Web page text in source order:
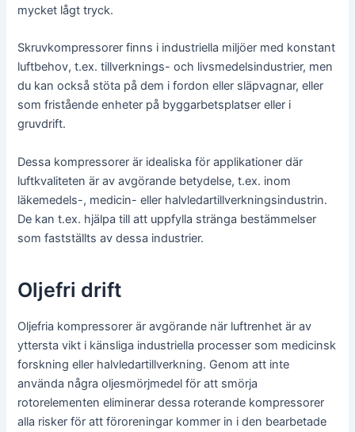
mycket lågt tryck.
Skruvkompressorer finns i industriella miljöer med konstant
luftbehov, t.ex. tillverknings- och livsmedelsindustrier, men
du kan också stöta på dem i fordon eller släpvagnar, eller
som fristående enheter på byggarbetsplatser eller i
gruvdrift.
Dessa kompressorer är idealiska för applikationer där
luftkvaliteten är av avgörande betydelse, t.ex. inom
läkemedels-, medicin- eller halvledartillverkningsindustrin.
De kan t.ex. hjälpa till att uppfylla stränga bestämmelser
som fastställts av dessa industrier.
Oljefri drift
Oljefria kompressorer är avgörande när luftrenhet är av
yttersta vikt i känsliga industriella processer som medicinsk
forskning eller halvledartillverkning. Genom att inte
använda några oljesmörjmedel för att smörja
rotorelementen eliminerar dessa roterande kompressorer
alla risker för att föroreningar kommer in i den bearbetade